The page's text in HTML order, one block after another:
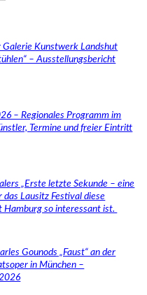
Galerie Kunstwerk Landshut
– Ausstellungsbericht
– Regionales Programm im
Termine und freier Eintritt
„Erste letzte Sekunde – eine
das Lausitz Festival diese
Hamburg so interessant ist.
Gounods „Faust“ an der
in München –